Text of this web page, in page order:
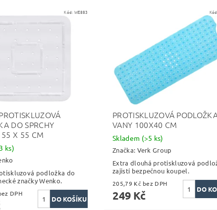
Kód: WE883
DO SPRCHY
55 X 55 CM
ks)
podložka do
značky Wenko.
Kč bez DPH
PROTISKLUZOVÁ
VANY 100X40 CM
Skladem (>5 ks)
Značka: Verk Group
Extra dlouhá protiskluzová
zajistí bezpečnou koupel.
205,79 Kč bez DPH
249 Kč